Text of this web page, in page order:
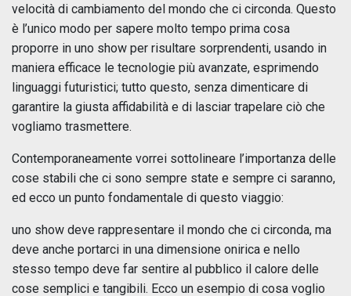
velocità di cambiamento del mondo che ci circonda. Questo
è l’unico modo per sapere molto tempo prima cosa
proporre in uno show per risultare sorprendenti, usando in
maniera efficace le tecnologie più avanzate, esprimendo
linguaggi futuristici; tutto questo, senza dimenticare di
garantire la giusta affidabilità e di lasciar trapelare ciò che
vogliamo trasmettere.
Contemporaneamente vorrei sottolineare l’importanza delle
cose stabili che ci sono sempre state e sempre ci saranno,
ed ecco un punto fondamentale di questo viaggio:
uno show deve rappresentare il mondo che ci circonda, ma
deve anche portarci in una dimensione onirica e nello
stesso tempo deve far sentire al pubblico il calore delle
cose semplici e tangibili. Ecco un esempio di cosa voglio